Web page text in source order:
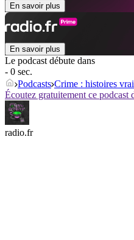
En savoir plus
En savoir plus
Le podcast débute dans
- 0 sec.
Podcasts Crime : histoires
Écoutez gratuitement ce podcast
radio.fr